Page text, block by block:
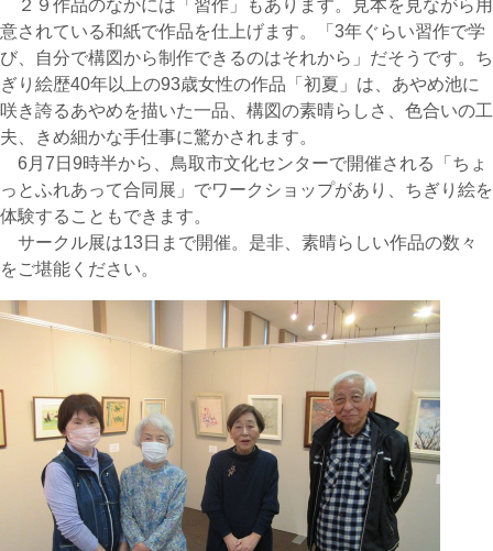
２９作品のなかには「習作」もあります。見本を見ながら用
意されている和紙で作品を仕上げます。「3年ぐらい習作で学
び、自分で構図から制作できるのはそれから」だそうです。ち
ぎり絵歴40年以上の93歳女性の作品「初夏」は、あやめ池に
咲き誇るあやめを描いた一品、構図の素晴らしさ、色合いの工
夫、きめ細かな手仕事に驚かされます。
6月7日9時半から、鳥取市文化センターで開催される「ちょ
っとふれあって合同展」でワークショップがあり、ちぎり絵を
体験することもできます。
サークル展は13日まで開催。是非、素晴らしい作品の数々
をご堪能ください。